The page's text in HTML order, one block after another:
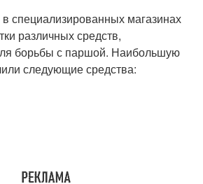
специализированных магазинах
различных средств,
борьбы с паршой. Наибольшую
следующие средства: